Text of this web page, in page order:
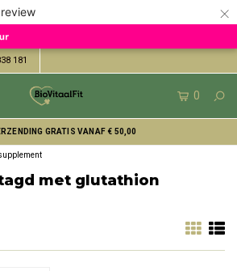
review ×
181
0
GRATIS VANAF € 50,00
met glutathion